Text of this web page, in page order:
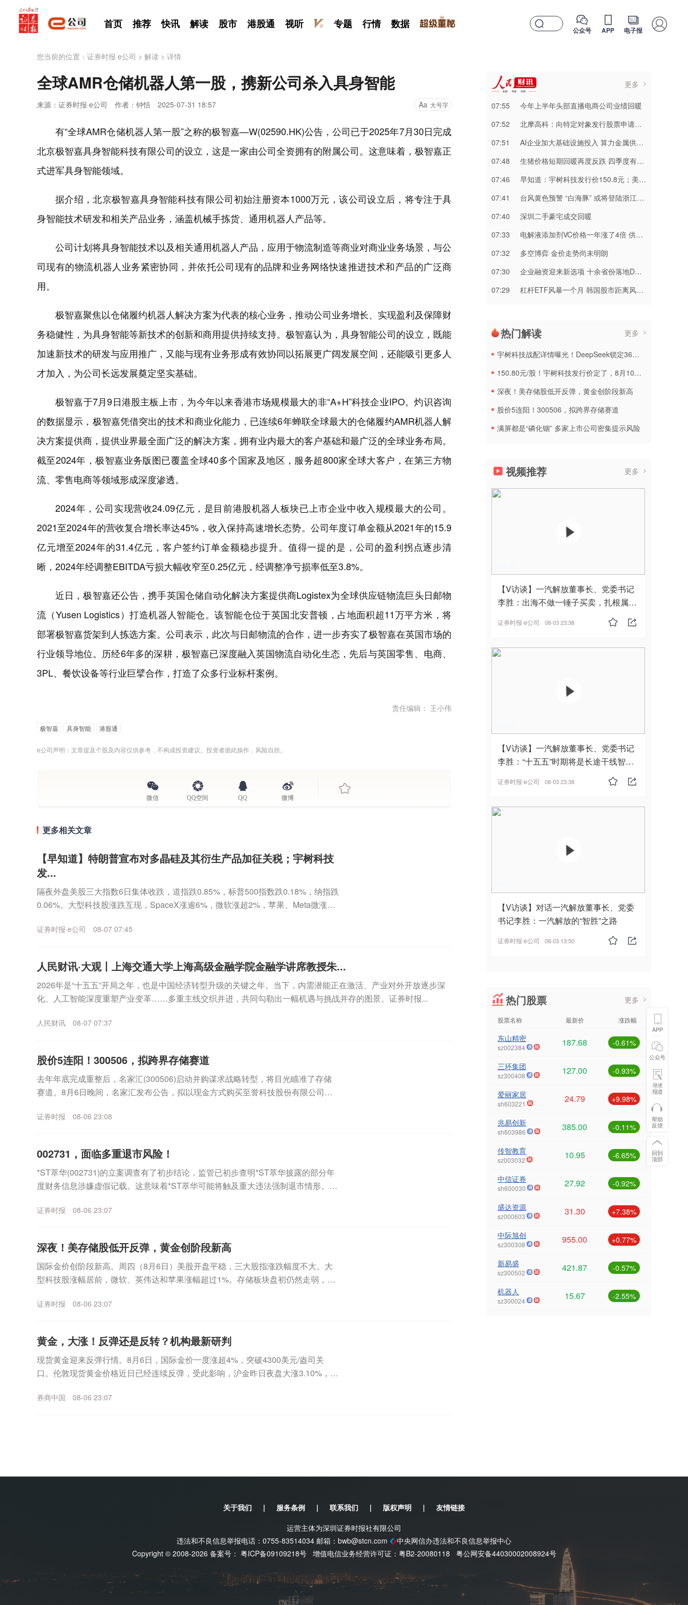
首页 推荐 快讯 解读 股市 港股通 视听 专题 行情 数据 公众号 APP 电子报
您当前的位置： 证券时报·e公司 > 解读 > 详情
全球AMR仓储机器人第一股，携新公司杀入具身智能
来源：证券时报·e公司 作者：钟恬 2025-07-31 18:57 Aa 大号字
有“全球AMR仓储机器人第一股”之称的极智嘉—W(02590.HK)公告，公司已于2025年7月30日完成
北京极智嘉具身智能科技有限公司的设立，这是一家由公司全资拥有的附属公司。这意味着，极智嘉正
式进军具身智能领域。
据介绍，北京极智嘉具身智能科技有限公司初始注册资本1000万元，该公司设立后，将专注于具
身智能技术研发和相关产品业务，涵盖机械手拣货、通用机器人产品等。
公司计划将具身智能技术以及相关通用机器人产品，应用于物流制造等商业对商业业务场景，与公
司现有的物流机器人业务紧密协同，并依托公司现有的品牌和业务网络快速推进技术和产品的广泛商
用。
极智嘉聚焦以仓储履约机器人解决方案为代表的核心业务，推动公司业务增长、实现盈利及保障财
务稳健性，为具身智能等新技术的创新和商用提供持续支持。极智嘉认为，具身智能公司的设立，既能
加速新技术的研发与应用推广，又能与现有业务形成有效协同以拓展更广阔发展空间，还能吸引更多人
才加入，为公司长远发展奠定坚实基础。
极智嘉于7月9日港股主板上市，为今年以来香港市场规模最大的非“A+H”科技企业IPO。灼识咨询
的数据显示，极智嘉凭借突出的技术和商业化能力，已连续6年蝉联全球最大的仓储履约AMR机器人解
决方案提供商，提供业界最全面广泛的解决方案，拥有业内最大的客户基础和最广泛的全球业务布局。
截至2024年，极智嘉业务版图已覆盖全球40多个国家及地区，服务超800家全球大客户，在第三方物
流、零售电商等领域形成深度渗透。
2024年，公司实现营收24.09亿元，是目前港股机器人板块已上市企业中收入规模最大的公司。
2021至2024年的营收复合增长率达45%，收入保持高速增长态势。公司年度订单金额从2021年的15.9
亿元增至2024年的31.4亿元，客户签约订单金额稳步提升。值得一提的是，公司的盈利拐点逐步清
晰，2024年经调整EBITDA亏损大幅收窄至0.25亿元，经调整净亏损率低至3.8%。
近日，极智嘉还公告，携手英国仓储自动化解决方案提供商Logistex为全球供应链物流巨头日邮物
流（Yusen Logistics）打造机器人智能仓。该智能仓位于英国北安普顿，占地面积超11万平方米，将
部署极智嘉货架到人拣选方案。公司表示，此次与日邮物流的合作，进一步夯实了极智嘉在英国市场的
行业领导地位。历经6年多的深耕，极智嘉已深度融入英国物流自动化生态，先后与英国零售、电商、
3PL、餐饮设备等行业巨擘合作，打造了众多行业标杆案例。
责任编辑： 王小伟
极智嘉 具身智能 港股通
e公司声明：文章提及个股及内容仅供参考，不构成投资建议。投资者据此操作，风险自担。
微信 QQ空间 QQ 微博
更多相关文章
【早知道】特朗普宣布对多晶硅及其衍生产品加征关税；宇树科技
发...
隔夜外盘美股三大指数6日集体收跌，道指跌0.85%，标普500指数跌0.18%，纳指跌
0.06%。大型科技股涨跌互现，SpaceX涨逾6%，微软涨超2%，苹果、Meta微涨；
证券时报·e公司 08-07 07:45
人民财讯·大观丨上海交通大学上海高级金融学院金融学讲席教授朱...
2026年是“十五五”开局之年，也是中国经济转型升级的关键之年。当下，内需潜能正在激活、产业对外开放逐步深
化、人工智能深度重塑产业变革……多重主线交织并进，共同勾勒出一幅机遇与挑战并存的图景。证券时报...
人民财讯 08-07 07:37
股价5连阳！300506，拟跨界存储赛道
去年年底完成重整后，名家汇(300506)启动并购谋求战略转型，将目光瞄准了存储
赛道。8月6日晚间，名家汇发布公告，拟以现金方式购买至誉科技股份有限公司
证券时报 08-06 23:08
002731，面临多重退市风险！
*ST萃华(002731)的立案调查有了初步结论，监管已初步查明*ST萃华披露的部分年
度财务信息涉嫌虚假记载。这意味着*ST萃华可能将触及重大违法强制退市情形。此
证券时报 08-06 23:07
深夜！美存储股低开反弹，黄金创阶段新高
国际金价创阶段新高。周四（8月6日）美股开盘平稳，三大股指涨跌幅度不大。大
型科技股涨幅居前，微软、英伟达和苹果涨幅超过1%。存储板块盘初仍然走弱，SK
证券时报 08-06 23:07
黄金，大涨！反弹还是反转？机构最新研判
现货黄金迎来反弹行情。8月6日，国际金价一度涨超4%，突破4300美元/盎司关
口。伦敦现货黄金价格近日已经连续反弹，受此影响，沪金昨日夜盘大涨3.10%，今
券商中国 08-06 23:07
更多
07:55
今年上半年头部直播电商公司业绩回暖
07:52
北摩高科：向特定对象发行股票申请获深交所审核通过
07:51
AI企业加大基础设施投入 算力金属供应承压
07:48
生猪价格短期回暖再度反跌 四季度有望迎来市场回暖
07:46
早知道：宇树科技发行价150.8元；美股三大指数集体收跌
07:41
台风黄色预警 “白海豚” 或将登陆浙江至福建北部沿海地区
07:40
深圳二手豪宅成交回暖
07:33
电解液添加剂VC价格一年涨了4倍 供不应求状况短期不会改变
07:32
多空博弈 金价走势尚未明朗
07:30
企业融资迎来新选项 十余省份落地DR基准利率贷款
07:29
杠杆ETF风暴一个月 韩国股市距离风险出清还有“最后一公里”
热门解读 更多
宇树科技战配详情曝光！DeepSeek锁定36个月，社保基金多个组合参与
150.80元/股！宇树科技发行价定了，8月10日申购
深夜！美存储股低开反弹，黄金创阶段新高
股价5连阳！300506，拟跨界存储赛道
满屏都是“磷化铟” 多家上市公司密集提示风险
视频推荐 更多
【V访谈】一汽解放董事长、党委书记
李胜：出海不做一锤子买卖，扎根属
证券时报·e公司 08-03 23:38
【V访谈】一汽解放董事长、党委书记
李胜：“十五五”时期将是长途干线智能
证券时报·e公司 08-03 23:38
【V访谈】对话一汽解放董事长、党委
书记李胜：一汽解放的“智胜”之路
证券时报·e公司 08-03 13:50
热门股票 更多
股票名称 最新价 涨跌幅
东山精密
sz002384 187.68 -0.61%
三环集团
sz300408 127.00 -0.93%
爱丽家居
sh603221 24.79 +9.98%
兆易创新
sh603986 385.00 -0.11%
传智教育
sz003032 10.95 -6.65%
中信证券
sh600030 27.92 -0.92%
盛达资源
sz000603 31.30 +7.38%
中际旭创
sz300308 955.00 +0.77%
新易盛
sz300502 421.87 -0.57%
机器人
sz300024 15.67 -2.55%
APP
公众号
寻求
报道
帮助
反馈
回到
顶部
关于我们 | 服务条例 | 联系我们 | 版权声明 |
友情链接
运营主体为深圳证券时报社有限公司
违法和不良信息举报电话：0755-83514034 邮箱： bwb@stcn.com
中央网信办违法和不良信息举报中心
Copyright © 2008-2026 备案号： 粤ICP备09109218号 增值电信业务经营许可证：粤B2-20080118 粤公网安备44030002008924号